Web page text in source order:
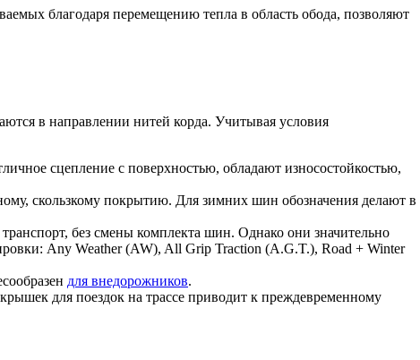
благодаря перемещению тепла в область обода, позволяют
в направлении нитей корда. Учитывая условия
сцепление с поверхностью, обладают износостойкостью,
скользкому покрытию. Для зимних шин обозначения делают в
без смены комплекта шин. Однако они значительно
Any Weather (AW), All Grip Traction (A.G.T.), Road + Winter
для внедорожников.
для поездок на трассе приводит к преждевременному